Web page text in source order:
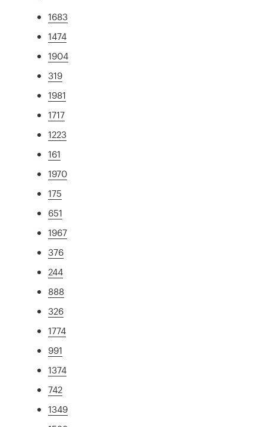
1683
1474
1904
319
1981
1717
1223
161
1970
175
651
1967
376
244
888
326
1774
991
1374
742
1349